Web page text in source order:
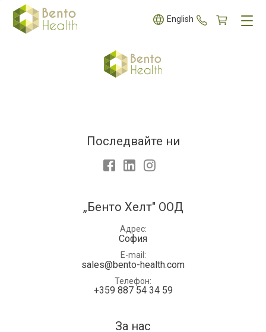
English +359 887
За нас
„Бенто Хелт" ООД
Адрес
София
E-mail
sales@bento-health.com
Телефон
+359 887 54 34 59
Последвайте ни
FacebookLinkedIn